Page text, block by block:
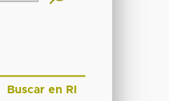
Buscar en RI